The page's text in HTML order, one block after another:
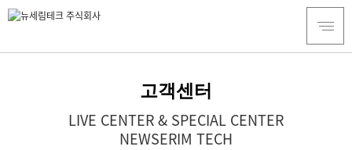
고객센터
LIVE CENTER & SPECIAL CENTER
NEWSERIM TECH